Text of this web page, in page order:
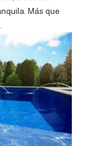
Más que